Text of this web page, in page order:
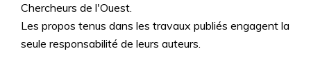
Chercheurs de l'Ouest.
Les propos tenus dans les travaux publiés engagent la
seule responsabilité de leurs auteurs.